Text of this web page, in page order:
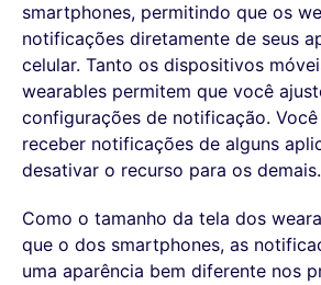
smartphones, permitindo que os
notificações diretamente de seus
celular. Tanto os dispositivos
wearables permitem que você
configurações de notificação.
receber notificações de alguns
desativar o recurso para os
Como o tamanho da tela dos
que o dos smartphones, as
uma aparência bem diferente nos